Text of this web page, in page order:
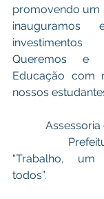
promovendo um
inauguramos
Queremos e
Educação com
nossos
“Trabalho,
todos”.